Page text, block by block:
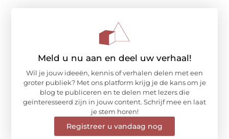
Meld u nu aan en deel uw verhaal!
Wil je jouw ideeën, kennis of verhalen delen met een
groter publiek? Met ons platform krijg je de kans om je
blog te publiceren en te delen met lezers die
geïnteresseerd zijn in jouw content. Schrijf mee en laat
je stem horen!
Registreer u vandaag nog